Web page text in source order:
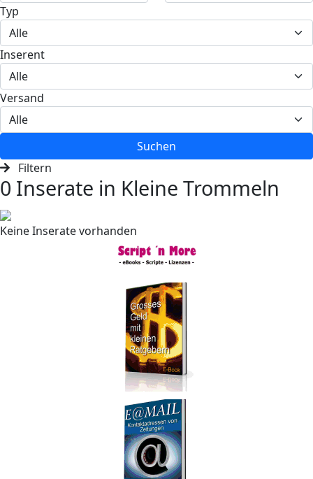
Typ
Inserent
Versand
Suchen
Filtern
0 Inserate in Kleine Trommeln
Keine Inserate vorhanden